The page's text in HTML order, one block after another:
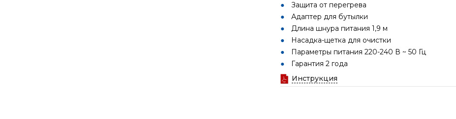
Защита от перегрева
Адаптер для бутылки
Длина шнура питания 1,9 м
Насадка-щетка для очистки
Параметры питания 220-240 В ~ 50 Гц
Гарантия 2 года
Инструкция